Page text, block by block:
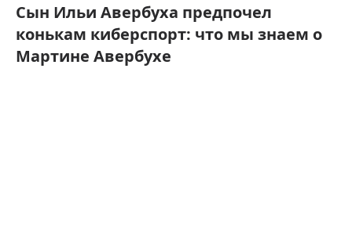
Сын Ильи Авербуха предпочел
конькам киберспорт: что мы знаем о
Мартине Авербухе